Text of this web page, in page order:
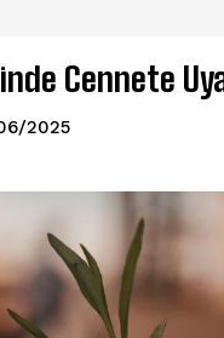
Cennete
2025